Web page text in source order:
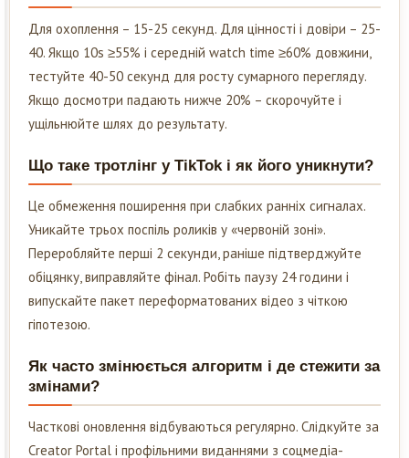
Для охоплення – 15-25 секунд. Для цінності і довіри – 25-
40. Якщо 10s ≥55% і середній watch time ≥60% довжини,
тестуйте 40-50 секунд для росту сумарного перегляду.
Якщо досмотри падають нижче 20% – скорочуйте і
ущільнюйте шлях до результату.
Що таке тротлінг у TikTok і як його уникнути?
Це обмеження поширення при слабких ранніх сигналах.
Уникайте трьох поспіль роликів у «червоній зоні».
Переробляйте перші 2 секунди, раніше підтверджуйте
обіцянку, виправляйте фінал. Робіть паузу 24 години і
випускайте пакет переформатованих відео з чіткою
гіпотезою.
Як часто змінюється алгоритм і де стежити за
змінами?
Часткові оновлення відбуваються регулярно. Слідкуйте за
Creator Portal і профільними виданнями з соцмедіа-